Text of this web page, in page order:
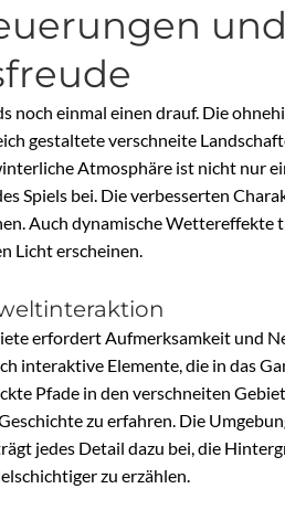
und
noch einmal einen drauf. Die
gestaltete verschneite
Atmosphäre ist nicht nur
Spiels bei. Die verbesserten
Auch dynamische Wettereffekte
Licht erscheinen.
erfordert Aufmerksamkeit und
interaktive Elemente, die in das
Pfade in den verschneiten
zu erfahren. Die
jedes Detail dazu bei, die
zu erzählen.